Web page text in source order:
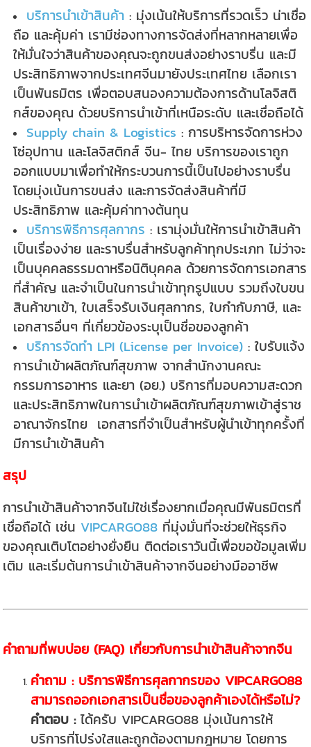
บริการนำเข้าสินค้า : มุ่งเน้นให้บริการที่รวดเร็ว น่าเชื่อ
ถือ และคุ้มค่า เรามีช่องทางการจัดส่งที่หลากหลายเพื่อ
ให้มั่นใจว่าสินค้าของคุณจะถูกขนส่งอย่างราบรื่น และมี
ประสิทธิภาพจากประเทศจีนมายังประเทศไทย เลือกเรา
เป็นพันธมิตร เพื่อตอบสนองความต้องการด้านโลจิสติ
กส์ของคุณ ด้วยบริการนำเข้าที่เหนือระดับ และเชื่อถือได้
Supply chain & Logistics : การบริหารจัดการห่วง
โซ่อุปทาน และโลจิสติกส์ จีน- ไทย บริการของเราถูก
ออกแบบมาเพื่อทำให้กระบวนการนี้เป็นไปอย่างราบรื่น
โดยมุ่งเน้นการขนส่ง และการจัดส่งสินค้าที่มี
ประสิทธิภาพ และคุ้มค่าทางต้นทุน
บริการพิธีการศุลกากร : เรามุ่งมั่นให้การนำเข้าสินค้า
เป็นเรื่องง่าย และราบรื่นสำหรับลูกค้าทุกประเภท ไม่ว่าจะ
เป็นบุคคลธรรมดาหรือนิติบุคคล ด้วยการจัดการเอกสาร
ที่สำคัญ และจำเป็นในการนำเข้าทุกรูปแบบ รวมถึงใบขน
สินค้าขาเข้า, ใบเสร็จรับเงินศุลกากร, ใบกำกับภาษี, และ
เอกสารอื่นๆ ที่เกี่ยวข้องระบุเป็นชื่อของลูกค้า
บริการจัดทำ LPI (License per Invoice) : ใบรับแจ้ง
การนำเข้าผลิตภัณฑ์สุขภาพ จากสำนักงานคณะ
กรรมการอาหาร และยา (อย.) บริการที่มอบความสะดวก
และประสิทธิภาพในการนำเข้าผลิตภัณฑ์สุขภาพเข้าสู่ราช
อาณาจักรไทย เอกสารที่จำเป็นสำหรับผู้นำเข้าทุกครั้งที่
มีการนำเข้าสินค้า
สรุป
การนำเข้าสินค้าจากจีนไม่ใช่เรื่องยากเมื่อคุณมีพันธมิตรที่
เชื่อถือได้ เช่น VIPCARGO88 ที่มุ่งมั่นที่จะช่วยให้ธุรกิจ
ของคุณเติบโตอย่างยั่งยืน ติดต่อเราวันนี้เพื่อขอข้อมูลเพิ่ม
เติม และเริ่มต้นการนำเข้าสินค้าจากจีนอย่างมืออาชีพ
คำถามที่พบบ่อย (FAQ) เกี่ยวกับการนำเข้าสินค้าจากจีน
คำถาม : บริการพิธีการศุลกากรของ VIPCARGO88
สามารถออกเอกสารเป็นชื่อของลูกค้าเองได้หรือไม่?
คำตอบ :ได้ครับ VIPCARGO88 มุ่งเน้นการให้
บริการที่โปร่งใสและถูกต้องตามกฎหมาย โดยการ